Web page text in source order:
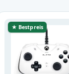
★ Bestpreis